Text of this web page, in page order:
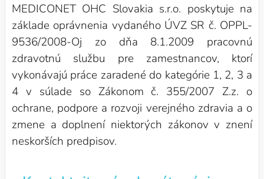
MEDICONET OHC Slovakia s.r.o. poskytuje na
základe oprávnenia vydaného ÚVZ SR č. OPPL-
9536/2008-Oj zo dňa 8.1.2009 pracovnú
zdravotnú službu pre zamestnancov, ktorí
vykonávajú práce zaradené do kategórie 1, 2, 3 a
4 v súlade so Zákonom č. 355/2007 Z.z. o
ochrane, podpore a rozvoji verejného zdravia a o
zmene a doplnení niektorých zákonov v znení
neskorších predpisov.